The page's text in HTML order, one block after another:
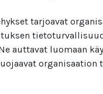
tarjoavat
auttavat luomaan
organisaation